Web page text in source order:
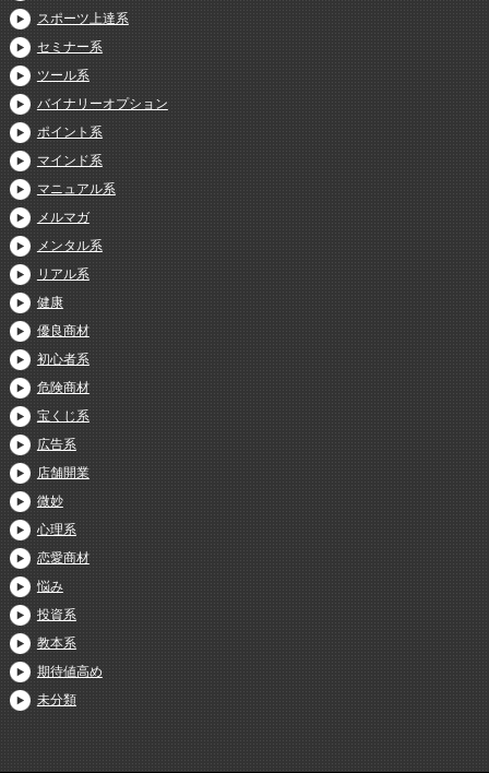
スポーツ上達系
セミナー系
ツール系
バイナリーオプション
ポイント系
マインド系
マニュアル系
メルマガ
メンタル系
リアル系
健康
優良商材
初心者系
危険商材
宝くじ系
広告系
店舗開業
微妙
心理系
恋愛商材
悩み
投資系
教本系
期待値高め
未分類